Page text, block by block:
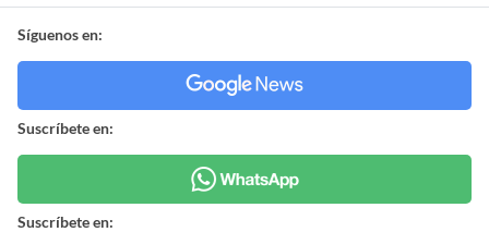
Síguenos en:
Suscríbete en:
Suscríbete en: